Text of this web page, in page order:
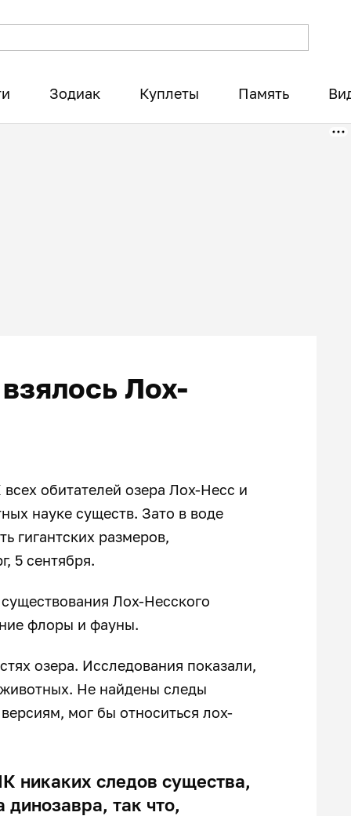
Зодиак Куплеты Память
Лох-
обитателей озера Лох-Несс и
науке существ. Зато в воде
гигантских размеров,
5 сентября.
Лох-Несского
флоры и фауны.
озера. Исследования показали,
Не найдены следы
мог бы относиться лох-
никаких следов существа,
так что,